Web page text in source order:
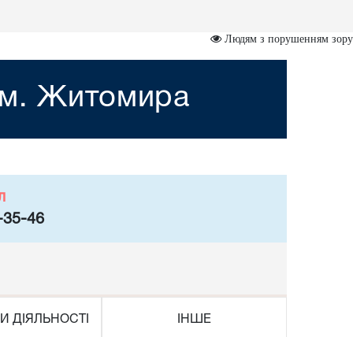
Людям з порушенням зору
м. Житомира
35-46
ДІЯЛЬНОСТІ ІНШЕ